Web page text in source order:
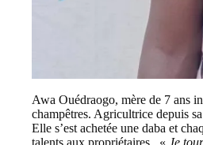
Awa Ouédraogo, mère de 7 ans
champêtres. Agricultrice depuis
Elle s’est achetée une daba et
talents aux propriétaires. « Je